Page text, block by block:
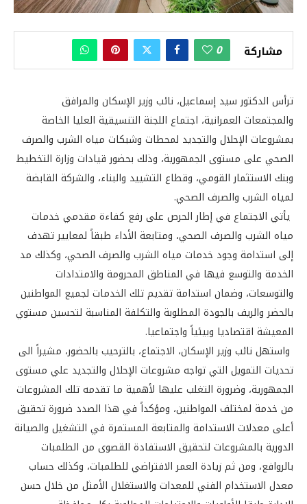
مشاركة 0
ترأس الدكتور سيد إسماعيل، نائب وزير الإسكان والمرافق
والمجتمعات العمرانية، اجتماع اللجنة التنسيقية العليا الخاصة
بمشروعات الإحلال والتجديد لمحطات وشبكات مياه الشرب والصرف
الصحي على مستوى الجمهورية، وذلك بحضور قيادات وزارة التخطيط
وبنك الاستثمار القومي، وقطاع التشييد والبناء، والشركة القابضة
لمياه الشرب والصرف الصحي.
يأتي الاجتماع في إطار الحرص على رفع كفاءة مقدمي خدمات
مياه الشرب والصرف الصحي، ومتابعة الأداء طبقاً لمعايير تهدف
إلى استدامة وجود خدمات مياه الشرب والصرف الصحي، وكذلك مد
الخدمة والتوسع فيها في المناطق المحرومة والامتدادات
والتوسعات، وضمان استدامة تقديم تلك الخدمات لجميع المواطنين
بالحضر والريف بالجودة المطلوبة والتكلفة المناسبة لتحسين مستوي
المعيشة اقتصاديا وبيئياً واجتماعيا.
واستهل نائب وزير الإسكان، الاجتماع، بالترحيب بالحضور، مشيراً الى
تحديات التمويل التي تواجه مشروعات الإحلال والتجديد علي مستوى
الجمهورية، وضرورة التغلب عليها لأهمية ما تقدمه تلك المشروعات
من خدمة لمختلف المواطنين، ومؤكداً في هذا الصدد ضرورة تحقيق
أعلى معدلات الاستدامة والمتابعة المستمرة في التشغيل والصيانة
الدورية بالمشروعات لتحقيق الاستفادة القصوى من الطلمبات
بالروافع، ومن ثم زيادة العمر الافتراضي للطلمبات، وكذلك حساب
معدل الاستخدام الفني للمعدات والاستغلال الأمثل من خلال حسن